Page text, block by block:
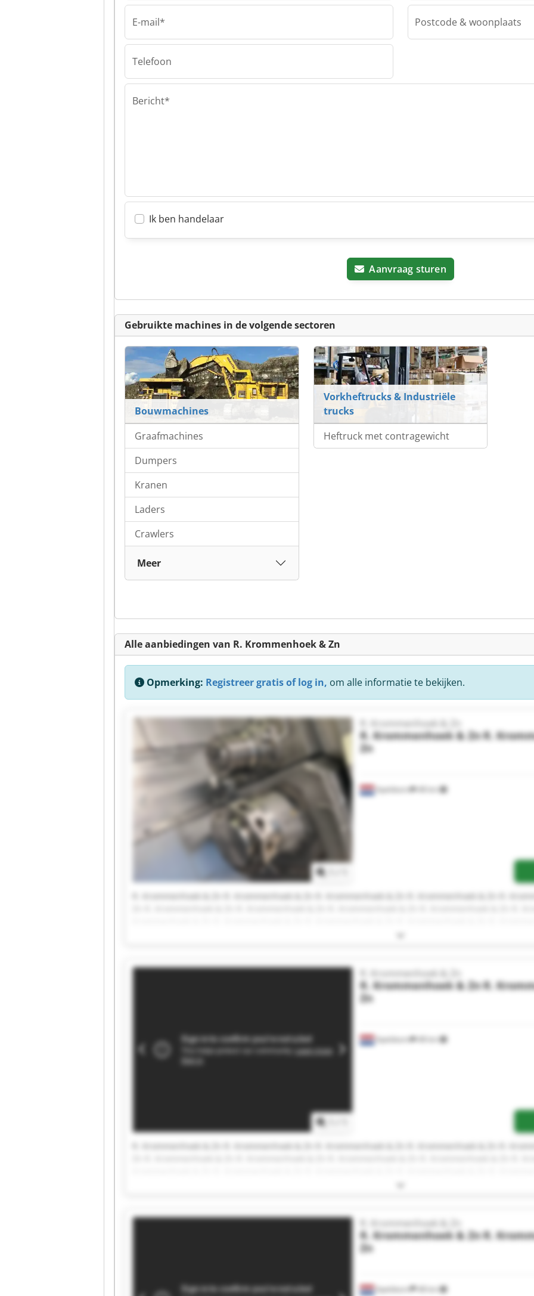
E-mail*
Telefoon
Postcode & woonplaats
Bericht*
Ik ben handelaar
Aanvraag sturen
Gebruikte machines in de volgende sectoren
Bouwmachines
Graafmachines
Dumpers
Kranen
Laders
Crawlers
Meer
Vorkheftrucks & Industriële
trucks
Heftruck met contragewicht
Alle aanbiedingen van R. Krommenhoek & Zn
Opmerking: Registreer gratis of log in, om alle informatie te bekijken.
Apeldoorn
R. Krommenhoek & Zn
R. Krommenhoek & ZnR.
Zn
R. Krommenhoek & Zn R. Krommenhoek & Zn R. Krommenhoek & Zn R. Krommenhoek & Zn R.
Zn R. Krommenhoek & Zn R. Krommenhoek & Zn R. Krommenhoek & Zn
Apeldoorn 48 km
R. Krommenhoek & Zn
R. Krommenhoek & ZnR.
Zn
R. Krommenhoek & Zn R. Krommenhoek & Zn R. Krommenhoek & Zn R. Krommenhoek & Zn R.
Zn R. Krommenhoek & Zn R. Krommenhoek & Zn R. Krommenhoek & Zn
Apeldoorn 48 km
R. Krommenhoek & Zn
R. Krommenhoek & ZnR.
Zn